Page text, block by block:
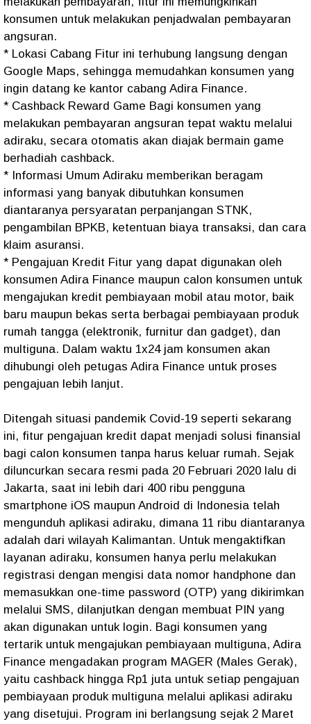
konsumen untuk melakukan penjadwalan pembayaran
angsuran.
* Lokasi Cabang Fitur ini terhubung langsung dengan
Google Maps, sehingga memudahkan konsumen yang
ingin datang ke kantor cabang Adira Finance.
* Cashback Reward Game Bagi konsumen yang
melakukan pembayaran angsuran tepat waktu melalui
adiraku, secara otomatis akan diajak bermain game
berhadiah cashback.
* Informasi Umum Adiraku memberikan beragam
informasi yang banyak dibutuhkan konsumen
diantaranya persyaratan perpanjangan STNK,
pengambilan BPKB, ketentuan biaya transaksi, dan cara
klaim asuransi.
* Pengajuan Kredit Fitur yang dapat digunakan oleh
konsumen Adira Finance maupun calon konsumen untuk
mengajukan kredit pembiayaan mobil atau motor, baik
baru maupun bekas serta berbagai pembiayaan produk
rumah tangga (elektronik, furnitur dan gadget), dan
multiguna. Dalam waktu 1x24 jam konsumen akan
dihubungi oleh petugas Adira Finance untuk proses
pengajuan lebih lanjut.
Ditengah situasi pandemik Covid-19 seperti sekarang
ini, fitur pengajuan kredit dapat menjadi solusi finansial
bagi calon konsumen tanpa harus keluar rumah. Sejak
diluncurkan secara resmi pada 20 Februari 2020 lalu di
Jakarta, saat ini lebih dari 400 ribu pengguna
smartphone iOS maupun Android di Indonesia telah
mengunduh aplikasi adiraku, dimana 11 ribu diantaranya
adalah dari wilayah Kalimantan. Untuk mengaktifkan
layanan adiraku, konsumen hanya perlu melakukan
registrasi dengan mengisi data nomor handphone dan
memasukkan one-time password (OTP) yang dikirimkan
melalui SMS, dilanjutkan dengan membuat PIN yang
akan digunakan untuk login. Bagi konsumen yang
tertarik untuk mengajukan pembiayaan multiguna, Adira
Finance mengadakan program MAGER (Males Gerak),
yaitu cashback hingga Rp1 juta untuk setiap pengajuan
pembiayaan produk multiguna melalui aplikasi adiraku
yang disetujui. Program ini berlangsung sejak 2 Maret